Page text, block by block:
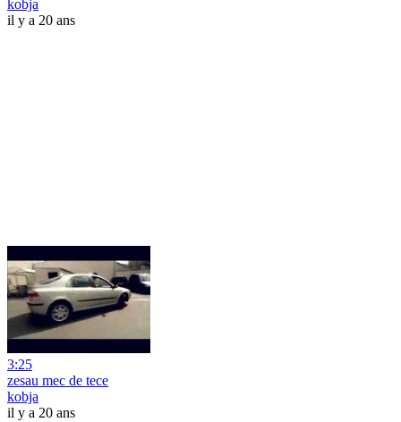
kobja
il y a 20 ans
3:25
zesau mec de tece
kobja
il y a 20 ans